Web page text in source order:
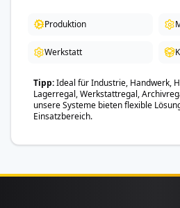
Produktion
Werkstatt
Tipp Ideal für Industrie, Handwerk,
Lagerregal, Werkstattregal,
unsere Systeme bieten flexible
Einsatzbereich.